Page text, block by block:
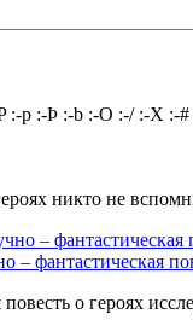
:-p :-Þ :-b :-O :-/ :-X :-#
никто не
фантастическая
о героях